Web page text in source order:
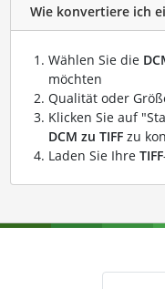
Wie konvertiere ich
Wählen Sie die
möchten
Qualität oder
Klicken Sie auf
DCM zu TIFFzu
Laden Sie Ihre TIFF